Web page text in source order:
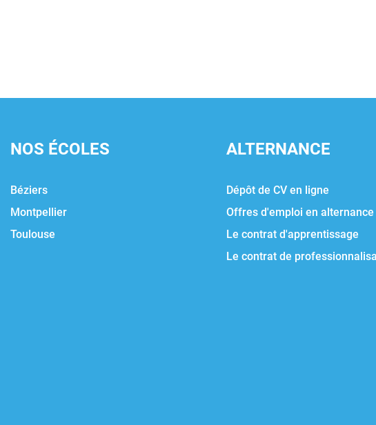
NOS ÉCOLES
Béziers
Montpellier
Toulouse
ALTERNANCE
Dépôt de CV en ligne
Offres d'emploi en alternance
Le contrat d'apprentissage
Le contrat de